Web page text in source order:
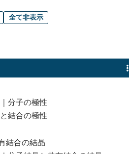
全て非表示
分子の極性
結合の極性
結合の結晶